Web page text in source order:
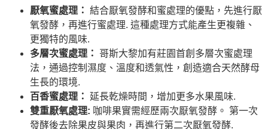
厭氧蜜處理： 結合厭氧發酵和蜜處理的優點，先進行厭
氧發酵，再進行蜜處理. 這種處理方式能產生更複雜、
更獨特的風味.
多層次蜜處理： 哥斯大黎加有莊園首創多層次蜜處理
法，通過控制濕度、溫度和透氣性，創造適合天然酵母
生長的環境.
百香蜜處理：
延長乾燥時間，增加更多水果風味.
雙重厭氧處理: 咖啡果實需經歷兩次厭氧發酵。 第一次
發酵後去除果皮與果肉，再進行第二次厭氧發酵.